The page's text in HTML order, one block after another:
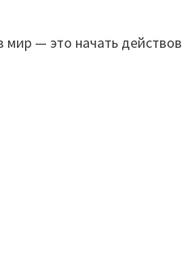
— это начать